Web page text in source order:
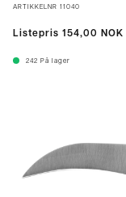
ARTIKKELNR 11040
Listepris 154,00 NOK
242 På lager